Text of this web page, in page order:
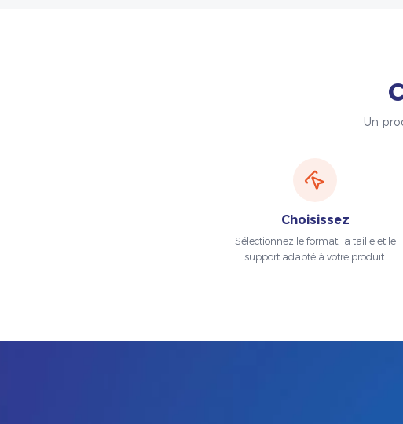
Un
Choisissez
Sélectionnez le format, la taille et le
support adapté à votre produit.